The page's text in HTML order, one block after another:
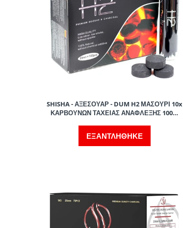
SHISHA - ΑΞΕΣΟΥΑΡ - DUM H2 ΜΑΣΟΥΡΙ 10x
ΚΑΡΒΟΥΝΩΝ ΤΑΧΕΙΑΣ ΑΝΑΦΛΕΞΗΣ 100%
ΕΞΑΝΤΛΗΘΗΚΕ